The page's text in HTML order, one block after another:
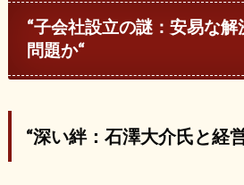
“子会社設立の謎：安易な解
問題か“
“深い絆：石澤大介氏と経